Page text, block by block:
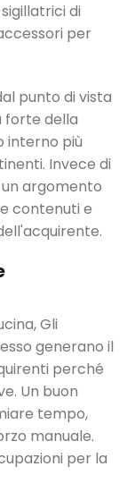
di
per
punto di vista
forte della
interno più
Invece di
argomento
contenuti e
Gli
generano il
perché
Un buon
tempo,
manuale.
per la